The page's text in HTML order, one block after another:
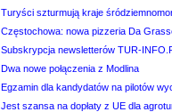
Turyści szturmują kraje
Częstochowa: nowa pizzeria Da
Subskrypcja newsletterów TUR-
Dwa nowe połączenia z Modlina
Egzamin dla kandydatów na pilotów
Jest szansa na dopłaty z UE dla